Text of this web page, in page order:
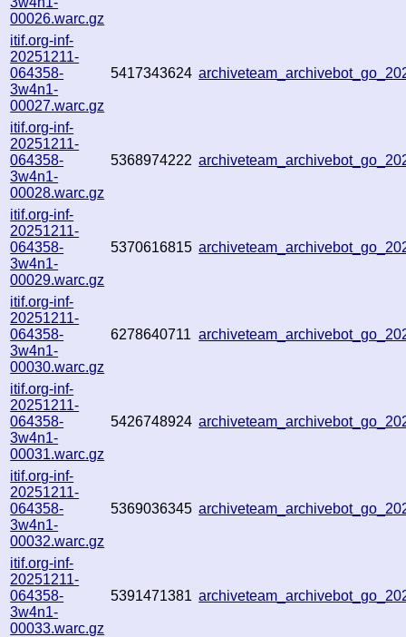
00026.warc.gz
itif.org-inf-
20251211-
064358-
3w4n1-
00027.warc.gz
5417343624
itif.org-inf-
20251211-
064358-
3w4n1-
00028.warc.gz
5368974222
itif.org-inf-
20251211-
064358-
3w4n1-
00029.warc.gz
5370616815
itif.org-inf-
20251211-
064358-
3w4n1-
00030.warc.gz
6278640711
itif.org-inf-
20251211-
064358-
3w4n1-
00031.warc.gz
5426748924
itif.org-inf-
20251211-
064358-
3w4n1-
00032.warc.gz
5369036345
itif.org-inf-
20251211-
064358-
3w4n1-
00033.warc.gz
5391471381